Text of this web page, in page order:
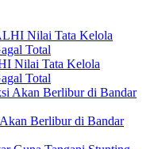
Nilai Tata Kelola
Total
Berlibur di Bandar